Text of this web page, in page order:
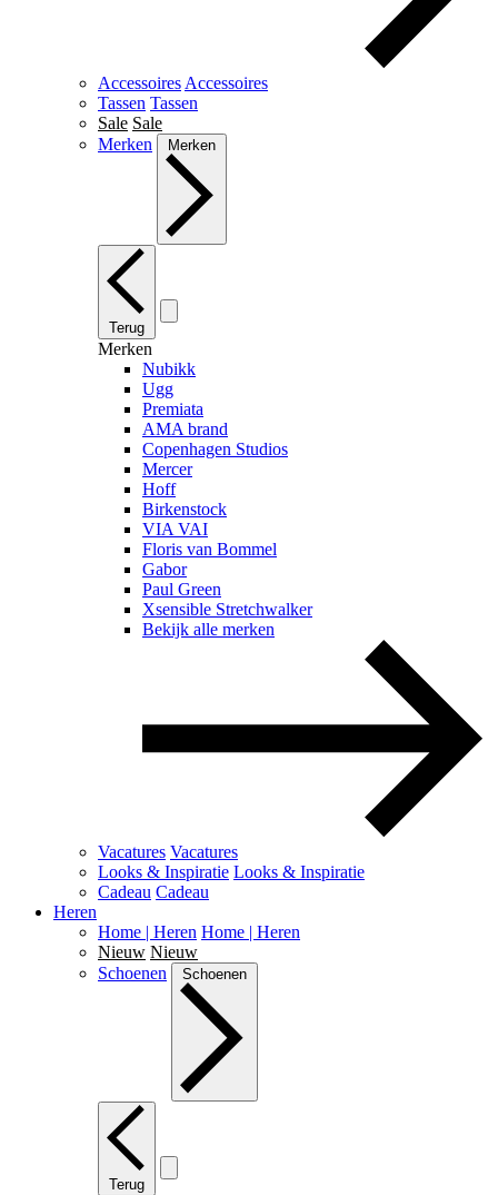
Accessoires Accessoires
Tassen Tassen
Sale Sale
Merken
Merken
Terug
Merken
Nubikk
Ugg
Premiata
AMA brand
Copenhagen Studios
Mercer
Hoff
Birkenstock
VIA VAI
Floris van Bommel
Gabor
Paul Green
Xsensible Stretchwalker
Bekijk alle merken
Vacatures Vacatures
Looks & Inspiratie Looks & Inspiratie
Cadeau Cadeau
Heren
Home | Heren Home | Heren
Nieuw Nieuw
Schoenen
Schoenen
Terug